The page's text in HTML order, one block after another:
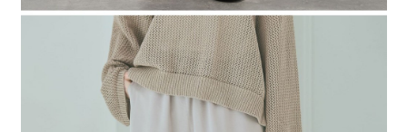
恩沛科技股份有限公司將有權停止該用戶之使用額度並採取法律行動。